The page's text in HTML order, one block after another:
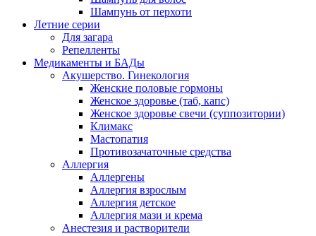
Шампунь от перхоти
Летние серии
Для загара
Репелленты
Медикаменты и БАДы
Акушерство. Гинекология
Женские половые гормоны
Женское здоровье (таб, капс)
Женское здоровье свечи (суппозитории)
Климакс
Мастопатия
Противозачаточные средства
Аллергия
Аллергены
Аллергия взрослым
Аллергия детское
Аллергия мази и крема
Анестезия и растворители